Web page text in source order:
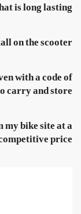
is long lasting
on the scooter
with a code of
carry and store
bike site at a
price